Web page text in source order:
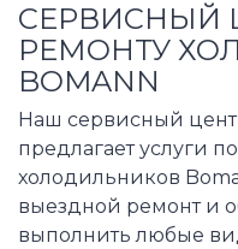
СЕРВИСНЫЙ
РЕМОНТУ
BOMANN
Наш сервисный
предлагает услуги
холодильников
выездной ремонт и
выполнить любые